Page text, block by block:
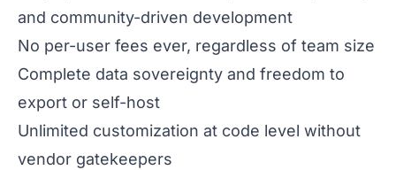
and community-driven development
No per-user fees ever, regardless of team size
Complete data sovereignty and freedom to
export or self-host
Unlimited customization at code level without
vendor gatekeepers